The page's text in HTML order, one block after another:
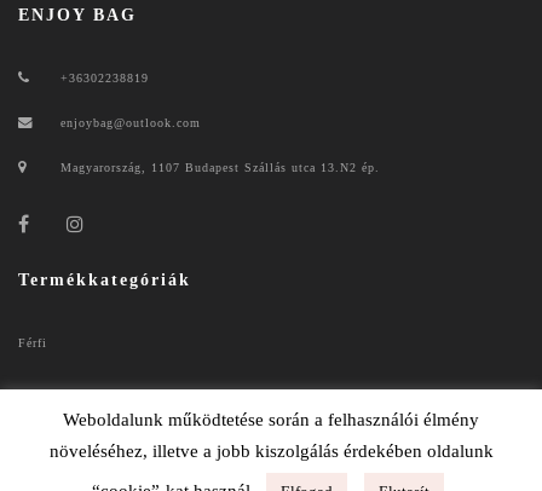
ENJOY BAG
+36302238819
enjoybag@outlook.com
Magyarország, 1107 Budapest Szállás utca 13.N2 ép.
Termékkategóriák
Férfi
Weboldalunk működtetése során a felhasználói élmény
növeléséhez, illetve a jobb kiszolgálás érdekében oldalunk